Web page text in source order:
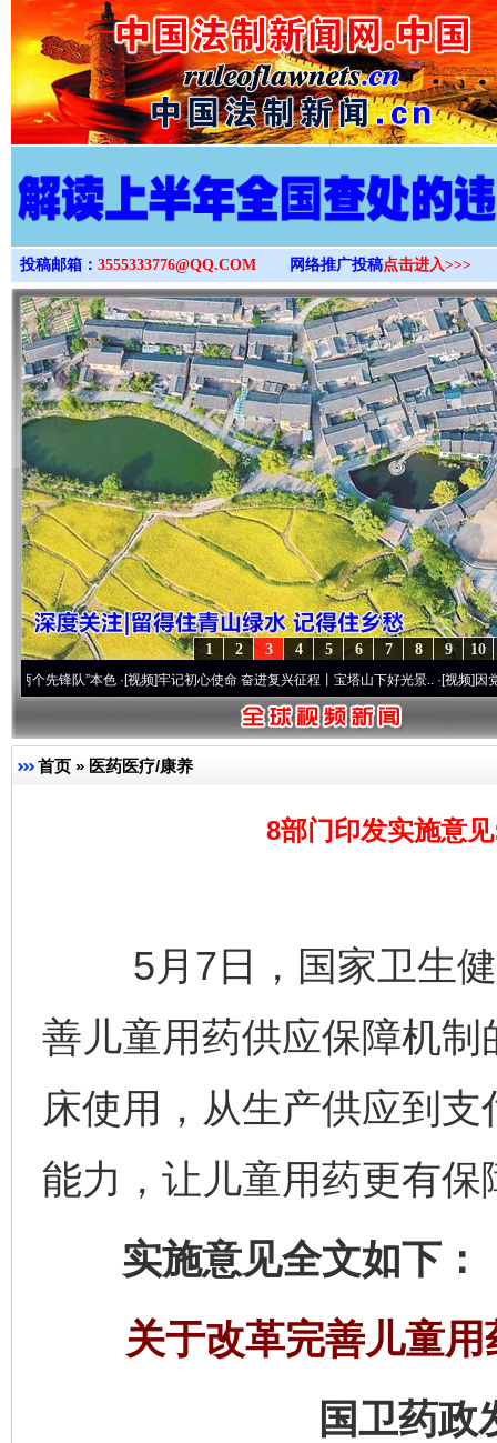
>
投稿邮箱： 3555333776@QQ.COM 网络推广投稿点击进入>>>
10
9
8
7
6
5
4
3
2
1
”本色·[视频]牢记初心使命 奋进复兴征程丨宝塔山下好光景..·[视频]因党而生 为
首页 » 医药医疗/康养
8部门印发实施意
5月7日，国家卫生健
善儿童用药供应保障机
床使用，从生产供应到
能力，让儿童用药更有保
实施意见全文如下：
关于改革完善儿童
国卫药政